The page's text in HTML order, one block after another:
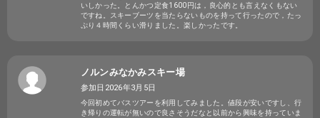
いしかった。とんかつ定食1600円は，良心的とも言えなくもない
ですね。スキーブーツを当たらないものを持って行ったので，たっ
ぷり４時間くらい滑りました。楽しかったです。
ノルンみなかみスキー場
参加日2026年3月5日
今回初めてバスツアーを利用してみました。値段が安いですし、行
き帰りの運転が無いので良さそうだなと以前から興味を持っていま